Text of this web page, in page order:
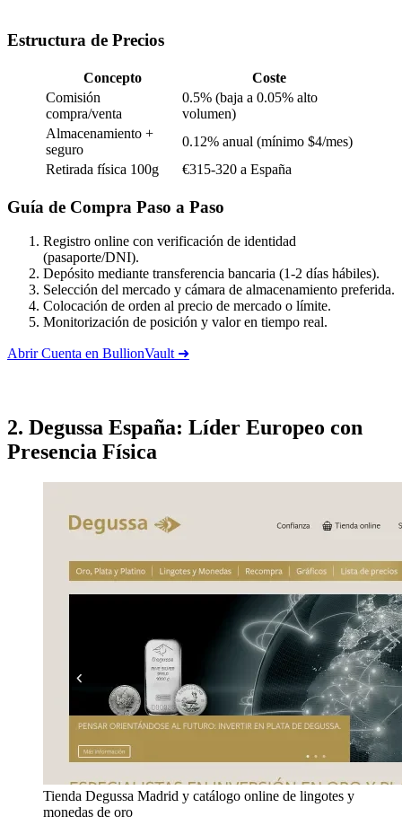
Estructura de Precios
Concepto
Coste
Comisión
compra/venta
0.5% (baja a 0.05% alto
volumen)
Almacenamiento +
seguro
0.12% anual (mínimo $4/mes)
Retirada física 100g
€315-320 a España
Guía de Compra Paso a Paso
Registro online con verificación de identidad
(pasaporte/DNI).
Depósito mediante transferencia bancaria (1-2 días hábiles).
Selección del mercado y cámara de almacenamiento preferida.
Colocación de orden al precio de mercado o límite.
Monitorización de posición y valor en tiempo real.
Abrir Cuenta en BullionVault ➜
2. Degussa España: Líder Europeo con
Presencia Física
Tienda Degussa Madrid y catálogo online de lingotes y
monedas de oro